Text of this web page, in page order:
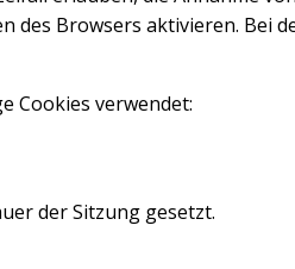
des Browsers aktivieren. Bei
Cookies verwendet:
der Sitzung gesetzt.